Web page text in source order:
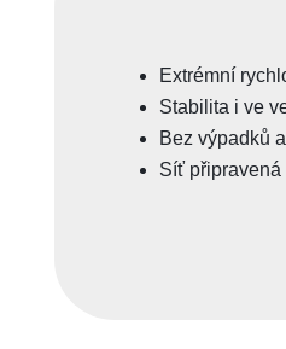
Extrémní
Stabilita i ve
Bez výpadků
Síť připravená